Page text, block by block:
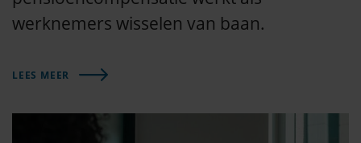
werknemers wisselen van baan.
LEES MEER